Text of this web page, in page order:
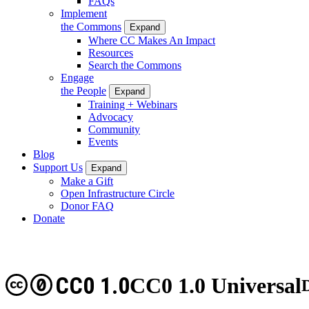
Implement
the Commons
Expand
Where CC Makes An Impact
Resources
Search the Commons
Engage
the People
Expand
Training + Webinars
Advocacy
Community
Events
Blog
Support Us
Expand
Make a Gift
Open Infrastructure Circle
Donor FAQ
Donate
CC0 1.0 Universal
CC0 1.0